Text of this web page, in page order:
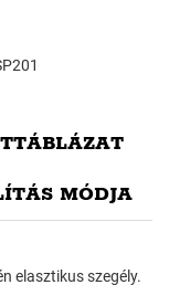
MÓDJA
elasztikus szegély.